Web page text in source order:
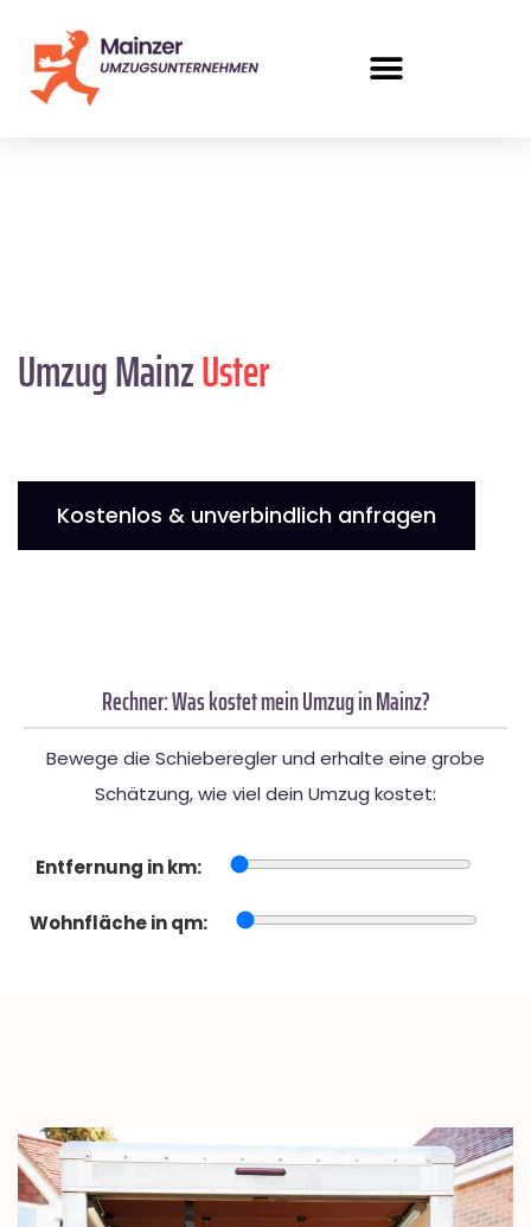
Umzug MainzUster
Kostenlos & unverbindlich anfragen
Rechner: Was kostet mein Umzug in Mainz?
Bewege die Schieberegler und erhalte eine grobe
Schätzung, wie viel dein Umzug kostet:
Entfernung in km:
Wohnfläche in qm: